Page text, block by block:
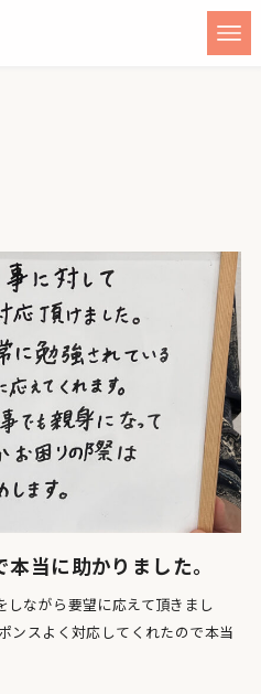
当に助かりました。
ながら要望に応えて頂きまし
ンスよく対応してくれたので本当